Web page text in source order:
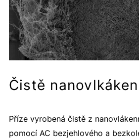
Čistě
Příze vyrobená čistě z
pomocí AC bezjehlového a